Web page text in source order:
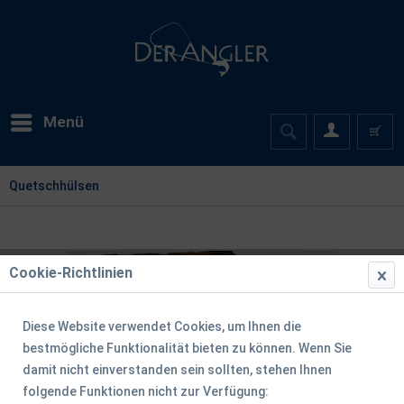
Menü
Quetschhülsen
Cookie-Richtlinien
Diese Website verwendet Cookies, um Ihnen die
bestmögliche Funktionalität bieten zu können. Wenn Sie
damit nicht einverstanden sein sollten, stehen Ihnen
folgende Funktionen nicht zur Verfügung: